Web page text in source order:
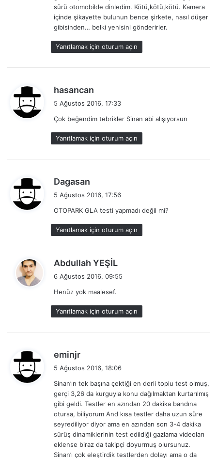
sürü otomobilde dinledim. Kötü,kötü,kötü. Kamera
içinde şikayette bulunun bence şirkete, nasıl düşer
gibisinden… belki yenisini gönderirler.
Yanıtlamak için oturum açın
hasancan
i
k
i
5 Ağustos 2016, 17:33
Çok beğendim tebrikler Sinan abi alışıyorsun
Yanıtlamak için oturum açın
Dagasan
i
k
i
5 Ağustos 2016, 17:56
OTOPARK GLA testi yapmadı değil mi?
Yanıtlamak için oturum açın
Abdullah YEŞİL
k
i
6 Ağustos 2016, 09:55
Henüz yok maalesef.
Yanıtlamak için oturum açın
eminjr
i
k
i
5 Ağustos 2016, 18:06
Sinan’ın tek başına çektiği en derli toplu test olmuş,
gerçi 3,26 da kurguyla konu dağılmaktan kurtarılmış
gibi geldi. Testler en azından 20 dakika bandına
otursa, biliyorum And kısa testler daha uzun süre
seyrediliyor diyor ama en azından son 3-4 dakika
sürüş dinamiklerinin test edildiği gazlama videoları
eklense biraz da takipçi doyurmuş olursunuz.
Sinan’ı çok eleştirdik testlerden dolayı ama o da